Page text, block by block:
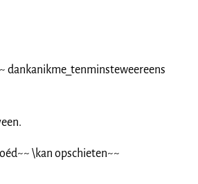
dankanikme_tenminsteweereens
\kan opschieten~~